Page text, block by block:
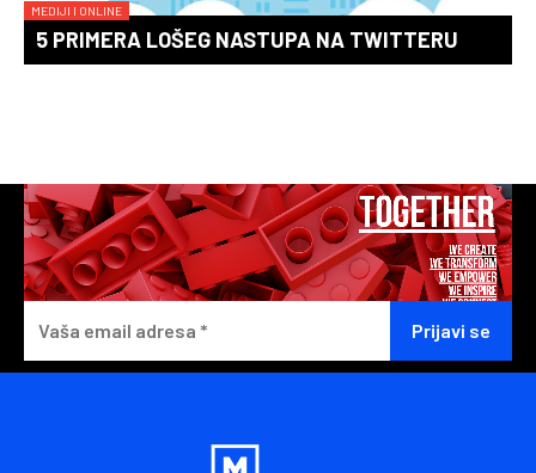
MEDIJI I ONLINE
5 PRIMERA LOŠEG NASTUPA NA TWITTERU